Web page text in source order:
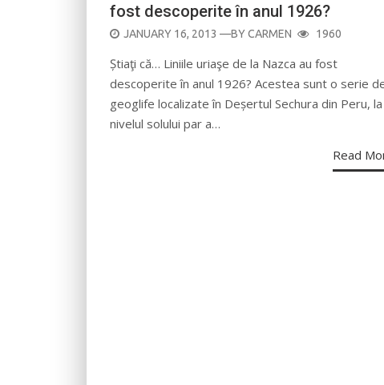
fost descoperite în anul 1926?
POSTED
JANUARY 16, 2013 —BYCARMEN 1960
Știaţi că… Liniile uriaşe de la Nazca au fost
descoperite în anul 1926? Acestea sunt o serie
geoglife localizate în Deșertul Sechura din Peru, la
nivelul solului par a…
Read